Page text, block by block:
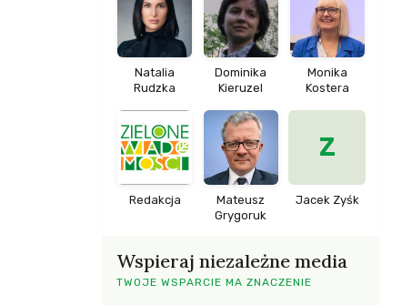
Natalia
Rudzka
Dominika
Kieruzel
Monika
Kostera
Redakcja
Mateusz
Grygoruk
Z
Jacek Zyśk
Wspieraj niezależne media
TWOJE WSPARCIE MA ZNACZENIE